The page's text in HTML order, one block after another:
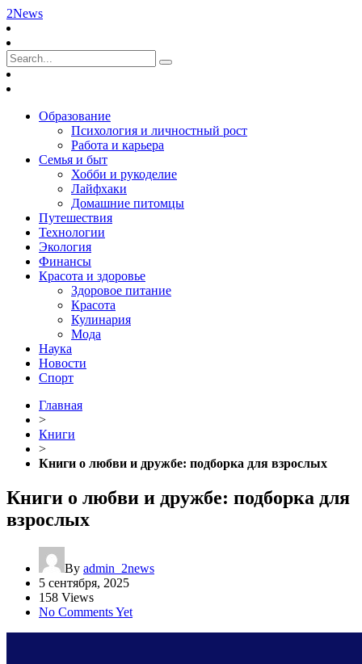
2News
Образование
Психология и личностный рост
Работа и карьера
Семья и быт
Хобби и рукоделие
Лайфхаки
Домашние питомцы
Путешествия
Технологии
Экология
Финансы
Красота и здоровье
Здоровое питание
Красота
Кулинария
Мода
Наука
Новости
Спорт
Главная
>
Книги
>
Книги о любви и дружбе: подборка для взрослых
Книги о любви и дружбе: подборка для
взрослых
By admin_2news
5 сентября, 2025
158 Views
No Comments Yet